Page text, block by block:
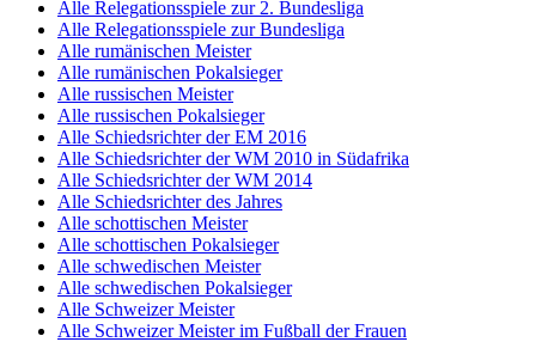
Alle Relegationsspiele zur 2. Bundesliga
Alle Relegationsspiele zur Bundesliga
Alle rumänischen Meister
Alle rumänischen Pokalsieger
Alle russischen Meister
Alle russischen Pokalsieger
Alle Schiedsrichter der EM 2016
Alle Schiedsrichter der WM 2010 in Südafrika
Alle Schiedsrichter der WM 2014
Alle Schiedsrichter des Jahres
Alle schottischen Meister
Alle schottischen Pokalsieger
Alle schwedischen Meister
Alle schwedischen Pokalsieger
Alle Schweizer Meister
Alle Schweizer Meister im Fußball der Frauen